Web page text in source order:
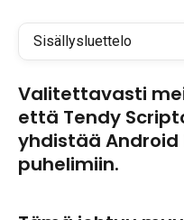
Sisällysluettelo
Valitettavasti
että Tendy
yhdistää Android
puhelimiin.